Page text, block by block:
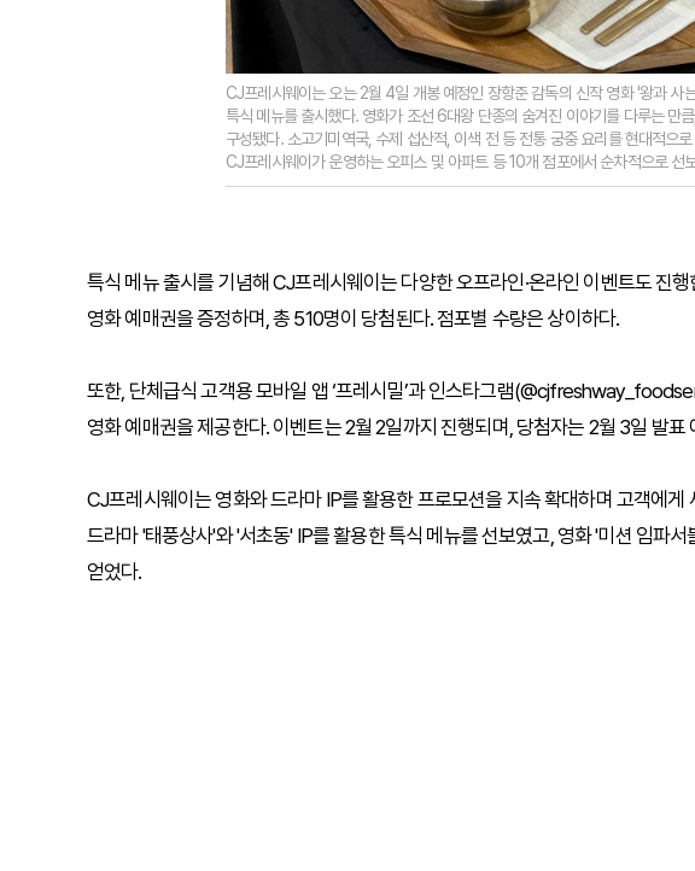
CJ프레시웨이는 오는 2월 4일 개봉 예정인 장항준 감독의 신작 영화 '왕과 사
특식 메뉴를 출시했다. 영화가 조선 6대왕 단종의 숨겨진 이야기를 다루는 만
구성됐다. 소고기미역국, 수제 섭산적, 이색 전 등 전통 궁중 요리를 현대적으
CJ프레시웨이가 운영하는 오피스 및 아파트 등 10개 점포에서 순차적으로 선
특식 메뉴 출시를 기념해 CJ프레시웨이는 다양한 오프라인·온라인 이벤트도 진
영화 예매권을 증정하며, 총 510명이 당첨된다. 점포별 수량은 상이하다.
또한, 단체급식 고객용 모바일 앱 ‘프레시밀’과 인스타그램
영화 예매권을 제공한다. 이벤트는2월 2일까지 진행되며, 당첨자는 2월 3일 발표
CJ프레시웨이는 영화와 드라마 IP를 활용한 프로모션을 지속 확대하며 고객에
드라마 '태풍상사'와 '서초동'IP를 활용한 특식 메뉴를 선보였고, 영화 '미션 임파
얻었다.